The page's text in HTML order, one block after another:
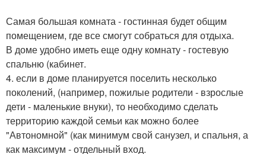
Самая большая комната - гостинная будет общим
помещением, где все смогут собраться для отдыха.
В доме удобно иметь еще одну комнату - гостевую
спальню (кабинет.
4. если в доме планируется поселить несколько
поколений, (например, пожилые родители - взрослые
дети - маленькие внуки), то необходимо сделать
территорию каждой семьи как можно более
"Автономной" (как минимум свой санузел, и спальня, а
как максимум - отдельный вход.